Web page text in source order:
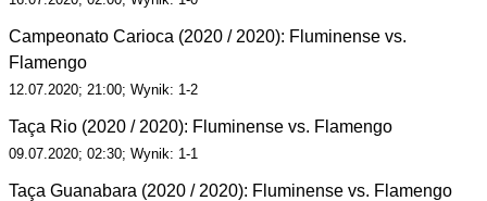
Campeonato Carioca (2020 / 2020): Fluminense vs.
Flamengo
12.07.2020; 21:00; Wynik: 1-2
Taça Rio (2020 / 2020): Fluminense vs. Flamengo
09.07.2020; 02:30; Wynik: 1-1
Taça Guanabara (2020 / 2020): Fluminense vs. Flamengo